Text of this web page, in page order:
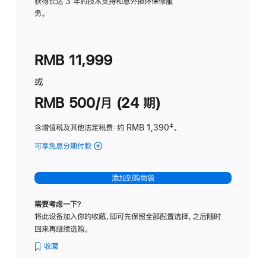
务。
RMB 11,999
或
RMB 500/月 (24 期)
含增值税及其他法定税费：约 RMB 1,390脚
‡。
可享免息分期付款 (Studio
-
标
璃
添加到购物袋
需要考虑一下？
将此设备加入你的收藏，即可先保留全部配置选择，之后随时
回来再继续选购。
收藏